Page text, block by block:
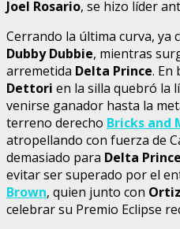
Joel Rosario, se hizo líder
Cerrando la última curva, ya
Dubby Dubbie, mientras
arremetida Delta Prince. En
Dettori en la silla quebró la
venirse ganador hasta la
terreno derecho Bricks and
atropellando con fuerza de
demasiado para Delta Prince
evitar ser superado por el
Brown, quien junto con
celebrar su Premio Eclipse